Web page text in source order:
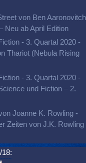
von Ben Aaronovitch
Neu ab April Edition
- 3. Quartal 2020 -
Thariot (Nebula Rising
- 3. Quartal 2020 -
und Fiction – 2.
Joanne K. Rowling -
Zeiten von J.K. Rowling